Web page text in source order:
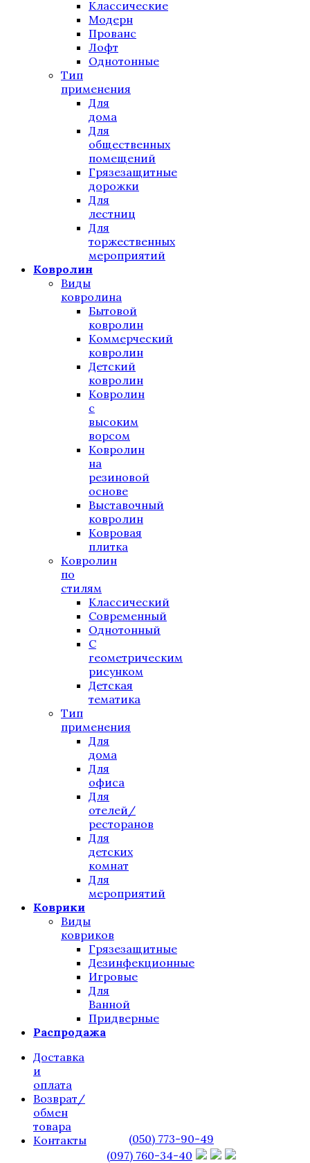
Классические
Модерн
Прованс
Лофт
Однотонные
Тип
применения
Для
дома
Для
общественных
помещений
Грязезащитные
дорожки
Для
лестниц
Для
торжественных
мероприятий
Ковролин
Виды
ковролина
Бытовой
ковролин
Коммерческий
ковролин
Детский
ковролин
Ковролин
с
высоким
ворсом
Ковролин
на
резиновой
основе
Выставочный
ковролин
Ковровая
плитка
Ковролин
по
стилям
Классический
Современный
Однотонный
С
геометрическим
рисунком
Детская
тематика
Тип
применения
Для
дома
Для
офиса
Для
отелей/
ресторанов
Для
детских
комнат
Для
мероприятий
Коврики
Виды
ковриков
Грязезащитные
Дезинфекционные
Игровые
Для
Ванной
Придверные
Распродажа
Доставка
и
оплата
Возврат/
обмен
товара
Контакты
(050) 773-90-49
(097) 760-34-40